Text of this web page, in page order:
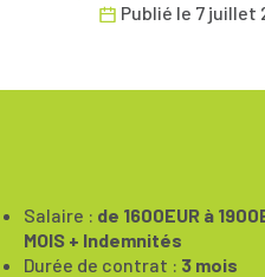
Publié le 7 juillet
Salaire : de 1600EUR à
MOIS + Indemnités
Durée de contrat : 3 mois